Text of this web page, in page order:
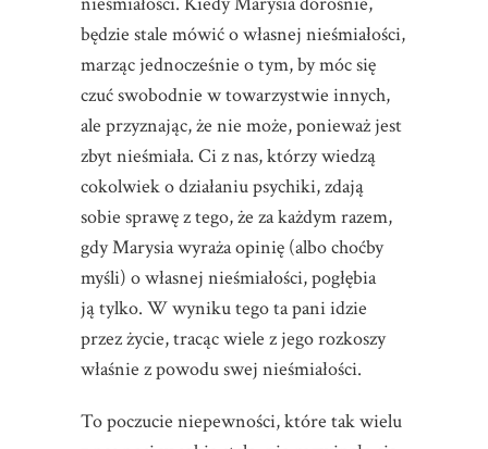
będzie stale mówić o własnej nieśmiałości,
marząc jednocześnie o tym, by móc się
czuć swobodnie w towarzystwie innych,
ale przyznając, że nie może, ponieważ jest
zbyt nieśmiała. Ci z nas, którzy wiedzą
cokolwiek o działaniu psychiki, zdają
sobie sprawę z tego, że za każdym razem,
gdy Marysia wyraża opinię (albo choćby
myśli) o własnej nieśmiałości, pogłębia
ją tylko. W wyniku tego ta pani idzie
przez życie, tracąc wiele z jego rozkoszy
właśnie z powodu swej nieśmiałości.
To poczucie niepewności, które tak wielu